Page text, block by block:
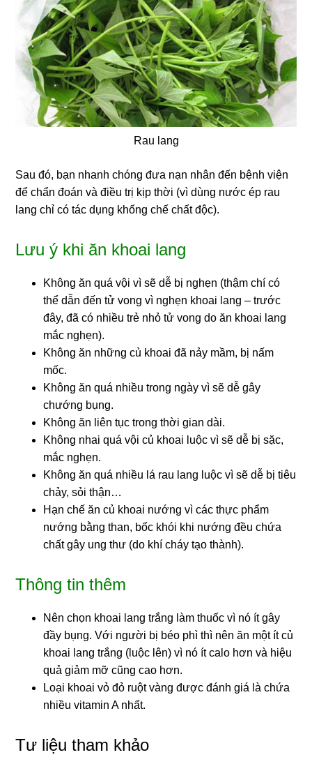
Rau lang
Sau đó, bạn nhanh chóng đưa nạn nhân đến bệnh viện
để chẩn đoán và điều trị kịp thời (vì dùng nước ép rau
lang chỉ có tác dụng khống chế chất độc).
Lưu ý khi ăn khoai lang
Không ăn quá vội vì sẽ dễ bị nghẹn (thậm chí có
thể dẫn đến tử vong vì nghẹn khoai lang – trước
đây, đã có nhiều trẻ nhỏ tử vong do ăn khoai lang
mắc nghẹn).
Không ăn những củ khoai đã nảy mầm, bị nấm
mốc.
Không ăn quá nhiều trong ngày vì sẽ dễ gây
chướng bụng.
Không ăn liên tục trong thời gian dài.
Không nhai quá vội củ khoai luộc vì sẽ dễ bị sặc,
mắc nghẹn.
Không ăn quá nhiều lá rau lang luộc vì sẽ dễ bị tiêu
chảy, sỏi thận…
Hạn chế ăn củ khoai nướng vì các thực phẩm
nướng bằng than, bốc khói khi nướng đều chứa
chất gây ung thư (do khí cháy tạo thành).
Thông tin thêm
Nên chọn khoai lang trắng làm thuốc vì nó ít gây
đầy bụng. Với người bị béo phì thì nên ăn một ít củ
khoai lang trắng (luộc lên) vì nó ít calo hơn và hiệu
quả giảm mỡ cũng cao hơn.
Loại khoai vỏ đỏ ruột vàng được đánh giá là chứa
nhiều vitamin A nhất.
Tư liệu tham khảo